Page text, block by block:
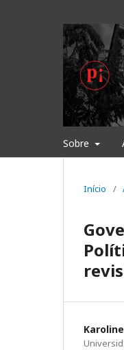
Sobre
Início /